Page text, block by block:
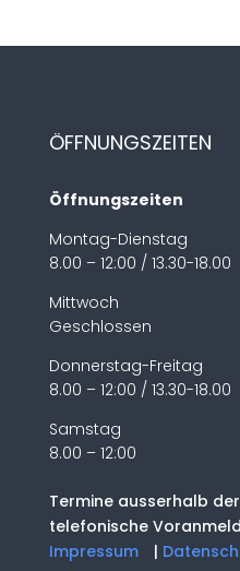
ÖFFNUNGSZEITEN
Öffnungszeiten
Montag-Dienstag
8.00 – 12:00 / 13.30-18.00
Mittwoch
Geschlossen
Donnerstag-Freitag
8.00 – 12:00 / 13.30-18.00
Samstag
8.00 – 12:00
Termine ausserhalb
telefonische
Impressum
|